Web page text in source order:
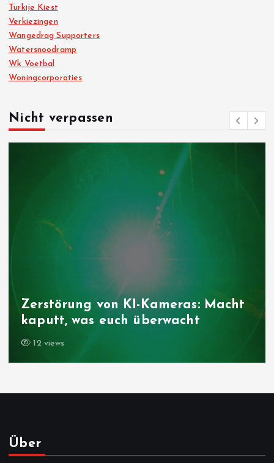
Turkije Kiest
Verkiezingen
Wangedrag Supporters
Watersnoodramp
Wk Voetbal
Woningcorporaties
Nicht verpassen
Zerstörung von KI-Kameras: Macht
kaputt, was euch überwacht
12 views
Über